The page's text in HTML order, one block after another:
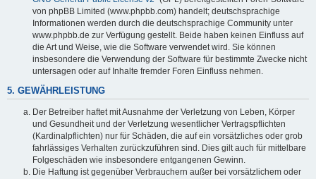
von phpBB Limited (www.phpbb.com) handelt; deutschsprachige
Informationen werden durch die deutschsprachige Community unter
www.phpbb.de zur Verfügung gestellt. Beide haben keinen Einfluss auf
die Art und Weise, wie die Software verwendet wird. Sie können
insbesondere die Verwendung der Software für bestimmte Zwecke nicht
untersagen oder auf Inhalte fremder Foren Einfluss nehmen.
5. GEWÄHRLEISTUNG
Der Betreiber haftet mit Ausnahme der Verletzung von Leben, Körper
und Gesundheit und der Verletzung wesentlicher Vertragspflichten
(Kardinalpflichten) nur für Schäden, die auf ein vorsätzliches oder grob
fahrlässiges Verhalten zurückzuführen sind. Dies gilt auch für mittelbare
Folgeschäden wie insbesondere entgangenen Gewinn.
Die Haftung ist gegenüber Verbrauchern außer bei vorsätzlichem oder